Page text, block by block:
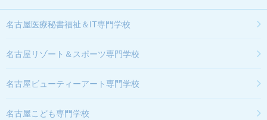
名古屋医療秘書福祉＆IT専門学校
名古屋リゾート＆スポーツ専門学校
名古屋ビューティーアート専門学校
名古屋こども専門学校